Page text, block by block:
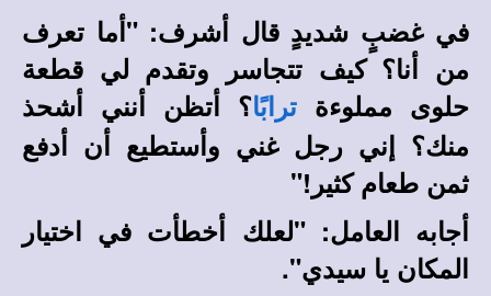
في غضبٍ شديدٍ قال أشرف: "أما تعرف
من أنا؟ كيف تتجاسر وتقدم لي قطعة
حلوى مملوءة
ترابًا؟ أتظن أنني أشحذ
منك؟ إني رجل غني وأستطيع أن أدفع
ثمن طعام كثير!"
أجابه العامل: "لعلك أخطأت في اختيار
المكان يا سيدي".